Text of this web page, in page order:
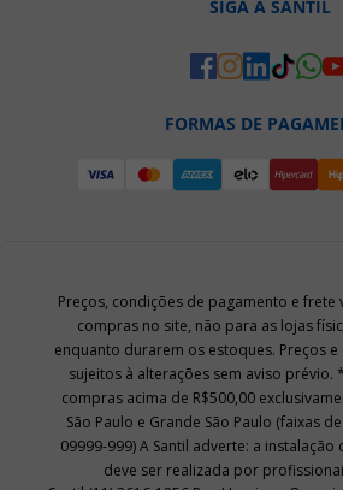
SIGA A SANTIL
FORMAS DE
Preços, condições de pagamento e frete
compras no site, não para as lojas
enquanto durarem os estoques. Preços
sujeitos à alterações sem aviso prévio.
compras acima de R$500,00
São Paulo e Grande São Paulo (faixas
09999-999) A Santil adverte: a
deve ser realizada por